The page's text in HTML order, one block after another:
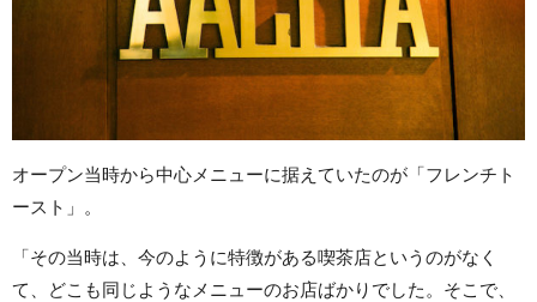
オープン当時から中心メニューに据えていたのが「フレンチト
ースト」。
「その当時は、今のように特徴がある喫茶店というのがなく
て、どこも同じようなメニューのお店ばかりでした。そこで、